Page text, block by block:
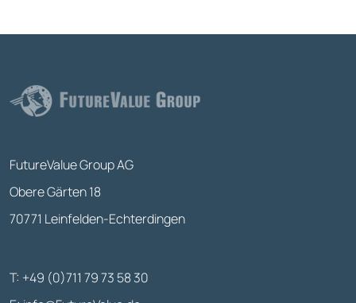
FutureValue Group AG
Obere Gärten 18
70771 Leinfelden-Echterdingen
T: +49 (0)711 79 73 58 30